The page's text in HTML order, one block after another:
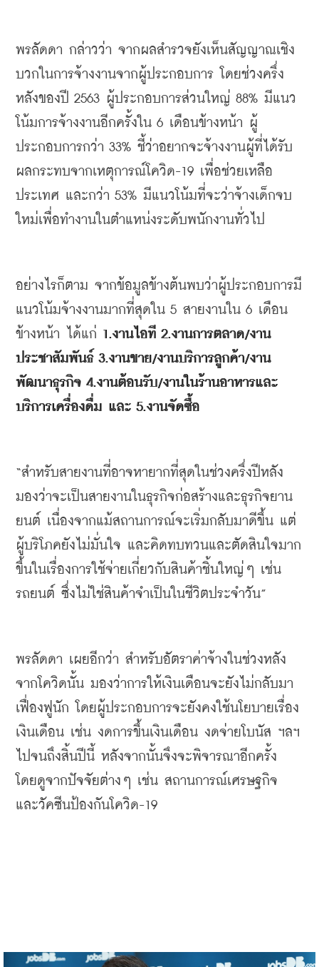
พรลัดดา กล่าวว่า จากผลสำรวจยังเห็นสัญญาณเชิง
บวกในการจ้างงานจากผู้ประกอบการ โดยช่วงครึ่ง
หลังของปี 2563 ผู้ประกอบการส่วนใหญ่ 88% มีแนว
โน้มการจ้างงานอีกครั้งใน 6 เดือนข้างหน้า
ผู้
ประกอบการกว่า 33% ชี้ว่าอยากจะจ้างงานผู้ที่ได้รับ
ผลกระทบจากเหตุการณ์โควิด-19 เพื่อช่วยเหลือ
ประเทศ และกว่า 53% มีแนวโน้มที่จะว่าจ้างเด็กจบ
ใหม่เพื่อทำงานในตำแหน่งระดับพนักงานทั่วไป
อย่างไรก็ตาม จากข้อมูลข้างต้นพบว่าผู้ประกอบการมี
แนวโน้มจ้างงานมากที่สุดใน 5 สายงานใน 6 เดือน
ข้างหน้า
ได้แก่ 1.งานไอที 2.งานการตลาด/งาน
ประชาสัมพันธ์ 3.งานขาย/งานบริการลูกค้า/งาน
พัฒนาธุรกิจ 4.งานต้อนรับ/งานในร้านอาหารและ
บริการเครื่องดื่ม และ 5.งานจัดซื้อ
“สำหรับสายงานที่อาจหายากที่สุดในช่วงครึ่งปีหลัง
มองว่าจะเป็นสายงานในธุรกิจก่อสร้างและธุรกิจยาน
ยนต์ เนื่องจากแม้สถานการณ์จะเริ่มกลับมาดีขึ้น แต่
ผู้บริโภคยังไม่มั่นใจ และคิดทบทวนและตัดสินใจมาก
ขึ้นในเรื่องการใช้จ่ายเกี่ยวกับสินค้าชิ้นใหญ่ๆ เช่น
รถยนต์ ซึ่งไม่ใช่สินค้าจำเป็นในชีวิตประจำวัน”
พรลัดดา เผยอีกว่า สำหรับอัตราค่าจ้างในช่วงหลัง
จากโควิดนั้น มองว่าการให้เงินเดือนจะยังไม่กลับมา
เฟื่องฟูนัก
โดยผู้ประกอบการจะยังคงใช้นโยบายเรื่อง
เงินเดือน เช่น งดการขึ้นเงินเดือน งดจ่ายโบนัส ฯลฯ
ไปจนถึงสิ้นปีนี้ หลังจากนั้นจึงจะพิจารณาอีกครั้ง
โดยดูจากปัจจัยต่างๆ เช่น สถานการณ์เศรษฐกิจ
และวัคซีนป้องกันโควิด-19